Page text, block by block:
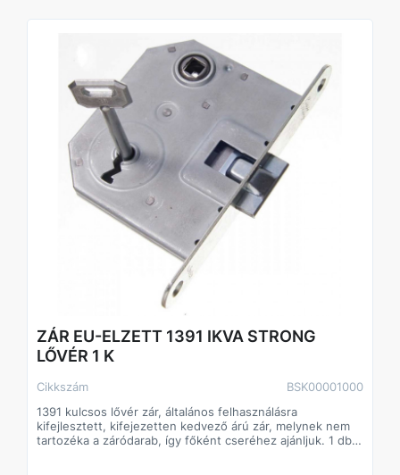
ZÁR EU-ELZETT 1391 IKVA STRONG
LŐVÉR 1 K
Cikkszám
BSK00001000
1391 kulcsos lővér zár, általános felhasználásra
kifejlesztett, kifejezetten kedvező árú zár, melynek nem
tartozéka a záródarab, így főként cseréhez ajánljuk. 1 db